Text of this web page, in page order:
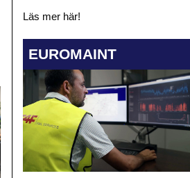
Läs mer här!
EUROMAINT